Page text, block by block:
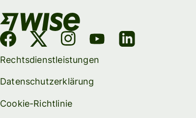
Rechtsdienstleistungen
Datenschutzerklärung
Cookie-Richtlinie